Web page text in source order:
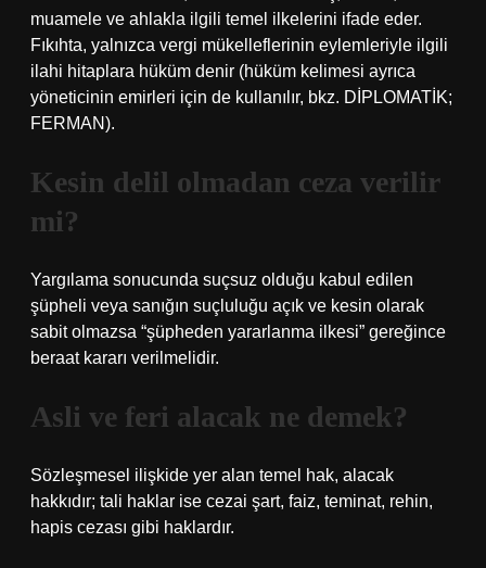
muamele ve ahlakla ilgili temel ilkelerini ifade eder.
Fıkıhta, yalnızca vergi mükelleflerinin eylemleriyle ilgili
ilahi hitaplara hüküm denir (hüküm kelimesi ayrıca
yöneticinin emirleri için de kullanılır, bkz. DİPLOMATİK;
FERMAN).
Kesin delil olmadan ceza verilir
mi?
Yargılama sonucunda suçsuz olduğu kabul edilen
şüpheli veya sanığın suçluluğu açık ve kesin olarak
sabit olmazsa “şüpheden yararlanma ilkesi” gereğince
beraat kararı verilmelidir.
Asli ve feri alacak ne demek?
Sözleşmesel ilişkide yer alan temel hak, alacak
hakkıdır; tali haklar ise cezai şart, faiz, teminat, rehin,
hapis cezası gibi haklardır.